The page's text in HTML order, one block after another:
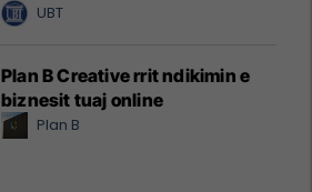
UBT
Plan B Creative rrit ndikimin e
biznesit tuaj online
Plan B